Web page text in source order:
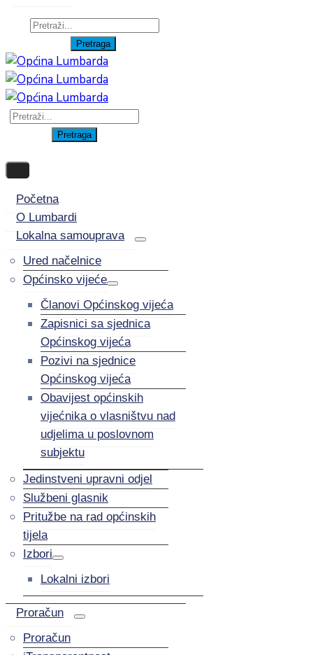
Početna
O Lumbardi
Lokalna samouprava
Ured načelnice
Općinsko vijeće
Članovi Općinskog vijeća
Zapisnici sa sjednica
Općinskog vijeća
Pozivi na sjednice
Općinskog vijeća
Obavijest općinskih
vijećnika o vlasništvu nad
udjelima u poslovnom
subjektu
Jedinstveni upravni odjel
Službeni glasnik
Pritužbe na rad općinskih
tijela
Izbori
Lokalni izbori
Proračun
Proračun